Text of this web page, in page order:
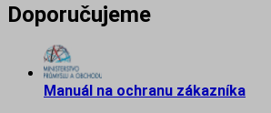
Doporučujeme
Manuál na ochranu zákazníka